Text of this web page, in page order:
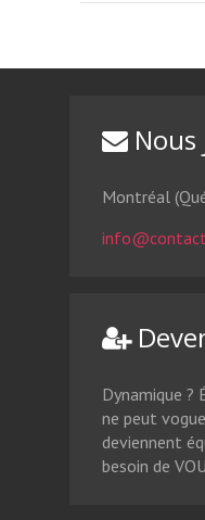
Montréal
Dynamique ?
ne peut
deviennent
besoin de